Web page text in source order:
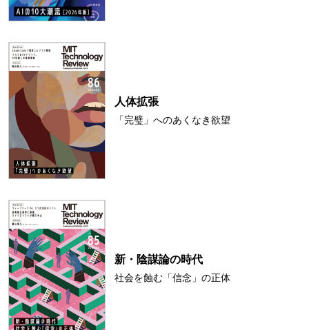
人体拡張
「完璧」へのあくなき欲望
新・陰謀論の時代
社会を蝕む「信念」の正体